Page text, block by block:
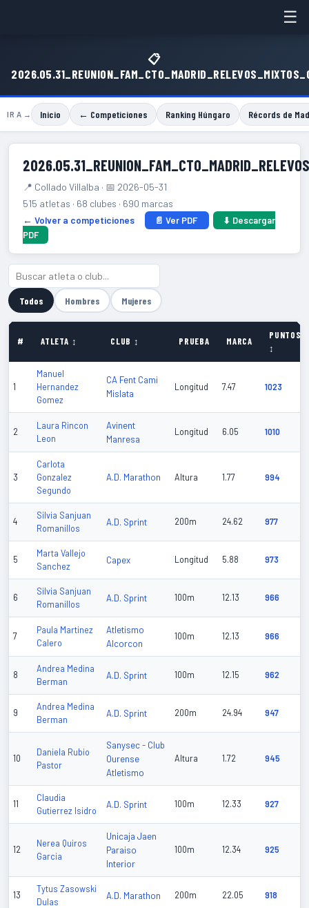
☰
📋
IR A → Inicio ← Competiciones Ranking Húngaro Récords de
📍 Collado Villalba · 📅 2026-05-31
515 atletas · 68 clubes · 690 marcas
← Volver a competiciones
📄 Ver PDF
⬇ Descargar
PDF
Todos Hombres Mujeres
# ATLETA ↕ CLUB ↕ PRUEBA MARCA
PUNTOS
↕
1
Manuel
Hernandez
Gomez
CA Fent Cami
Mislata
Longitud 7.47 1023
2
Laura Rincon
Leon
Avinent
Manresa
Longitud 6.05 1010
3
Carlota
Gonzalez
Segundo
A.D. Marathon Altura 1.77 994
4
Silvia Sanjuan
Romanillos
A.D. Sprint 200m 24.62 977
5
Marta Vallejo
Sanchez
Capex Longitud 5.88 973
6
Silvia Sanjuan
Romanillos
A.D. Sprint 100m 12.13 966
7
Paula Martinez
Calero
Atletismo
Alcorcon
100m 12.13 966
8
Andrea Medina
Berman
A.D. Sprint 100m 12.15 962
9
Andrea Medina
Berman
A.D. Sprint 200m 24.94 947
10
Daniela Rubio
Pastor
Sanysec - Club
Ourense
Atletismo
Altura 1.72 945
11
Claudia
Gutierrez Isidro
A.D. Sprint 100m 12.33 927
12
Nerea Quiros
Garcia
Unicaja Jaen
Paraiso
Interior
100m 12.34 925
13
Tytus Zasowski
Dulas
A.D. Marathon 200m 22.05 918